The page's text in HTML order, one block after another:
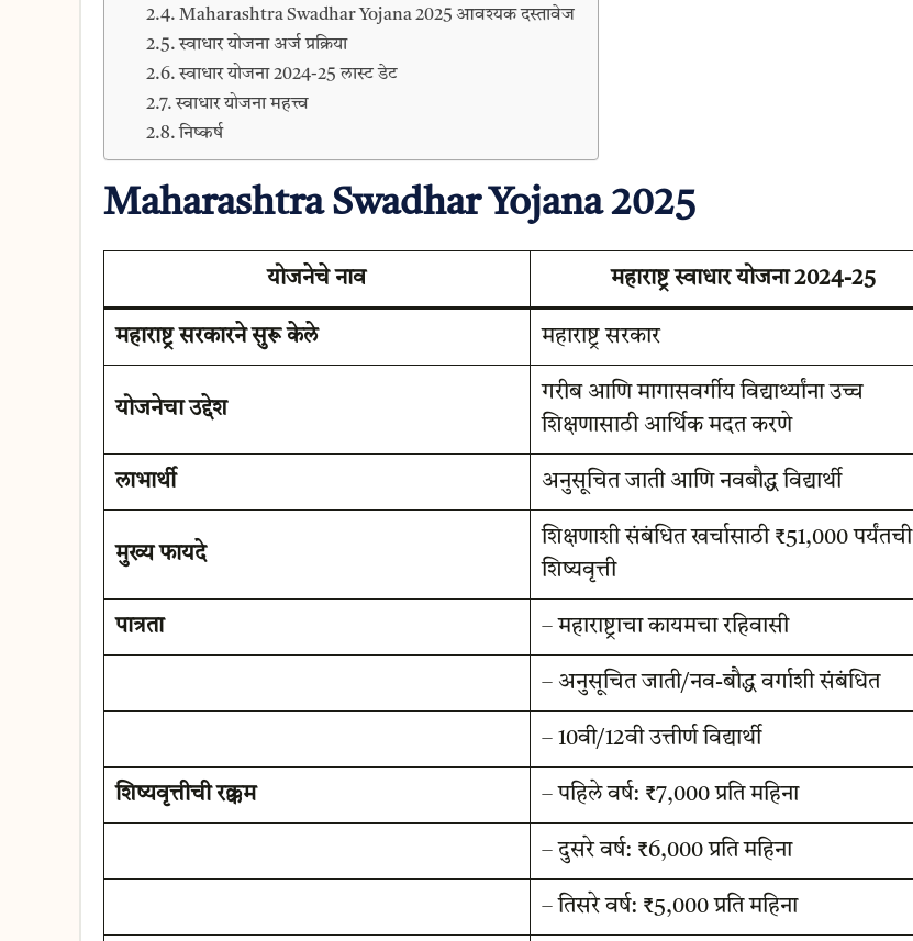
Maharashtra Swadhar Yojana 2025 आवश्यक दस्तावेज
स्वाधार योजना अर्ज प्रक्रिया
स्वाधार योजना 2024-25 लास्ट डेट
स्वाधार योजना महत्त्व
निष्कर्ष
Maharashtra Swadhar Yojana 2025
योजनेचे नाव महाराष्ट्र स्वाधार योजना 2024-25
महाराष्ट्र सरकारने सुरू केले महाराष्ट्र सरकार
योजनेचा उद्देश
गरीब आणि मागासवर्गीय विद्यार्थ्यांना उच्च
शिक्षणासाठी आर्थिक मदत करणे
लाभार्थी अनुसूचित जाती आणि नवबौद्ध विद्यार्थी
मुख्य फायदे
शिक्षणाशी संबंधित खर्चासाठी ₹51,000 पर्यंतची
शिष्यवृत्ती
पात्रता – महाराष्ट्राचा कायमचा रहिवासी
– अनुसूचित जाती/नव-बौद्ध वर्गाशी संबंधित
– 10वी/12वी उत्तीर्ण विद्यार्थी
शिष्यवृत्तीची रक्कम – पहिले वर्ष: ₹7,000 प्रति महिना
– दुसरे वर्ष: ₹6,000 प्रति महिना
– तिसरे वर्ष: ₹5,000 प्रति महिना